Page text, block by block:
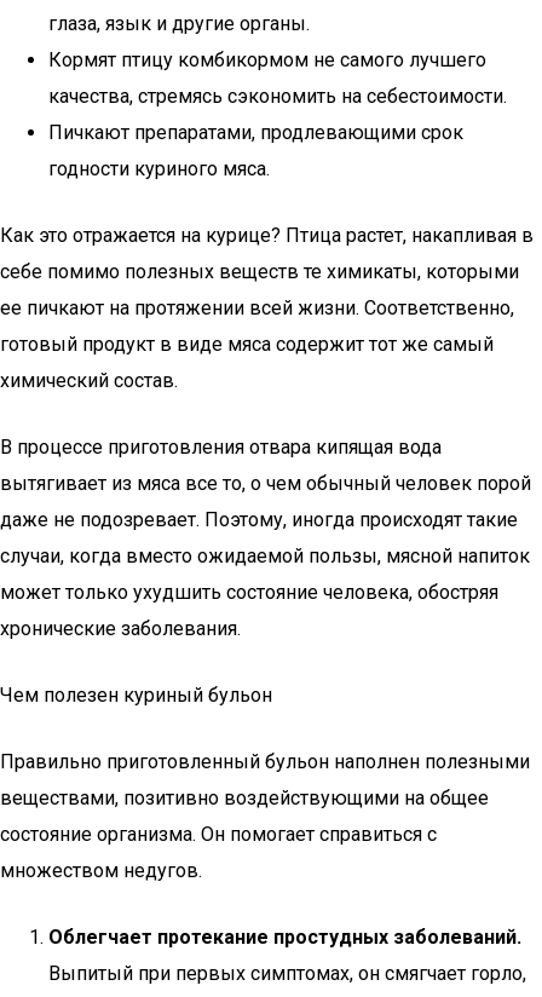
глаза, язык и другие органы.
Кормят птицу комбикормом не самого лучшего
качества, стремясь сэкономить на себестоимости.
Пичкают препаратами, продлевающими срок
годности куриного мяса.
Как это отражается на курице? Птица растет, накапливая в
себе помимо полезных веществ те химикаты, которыми
ее пичкают на протяжении всей жизни. Соответственно,
готовый продукт в виде мяса содержит тот же самый
химический состав.
В процессе приготовления отвара кипящая вода
вытягивает из мяса все то, о чем обычный человек порой
даже не подозревает. Поэтому, иногда происходят такие
случаи, когда вместо ожидаемой пользы, мясной напиток
может только ухудшить состояние человека, обостряя
хронические заболевания.
Чем полезен куриный бульон
Правильно приготовленный бульон наполнен полезными
веществами, позитивно воздействующими на общее
состояние организма. Он помогает справиться с
множеством недугов.
Облегчает протекание простудных заболеваний.
Выпитый при первых симптомах, он смягчает горло,